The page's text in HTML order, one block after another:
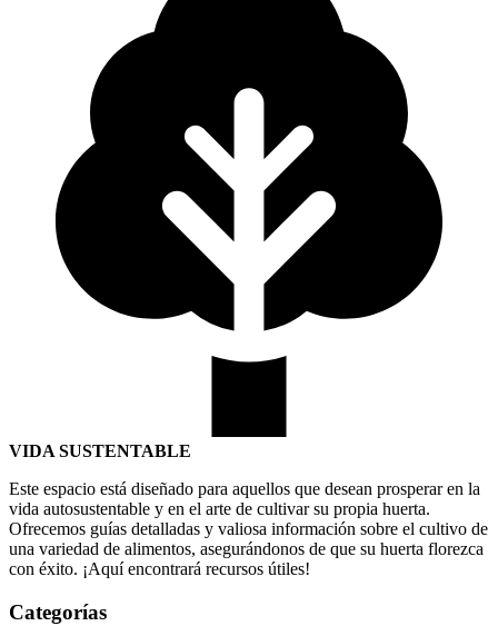
VIDA SUSTENTABLE
Este espacio está diseñado para aquellos que desean prosperar en la
vida autosustentable y en el arte de cultivar su propia huerta.
Ofrecemos guías detalladas y valiosa información sobre el cultivo de
una variedad de alimentos, asegurándonos de que su huerta florezca
con éxito. ¡Aquí encontrará recursos útiles!
Categorías